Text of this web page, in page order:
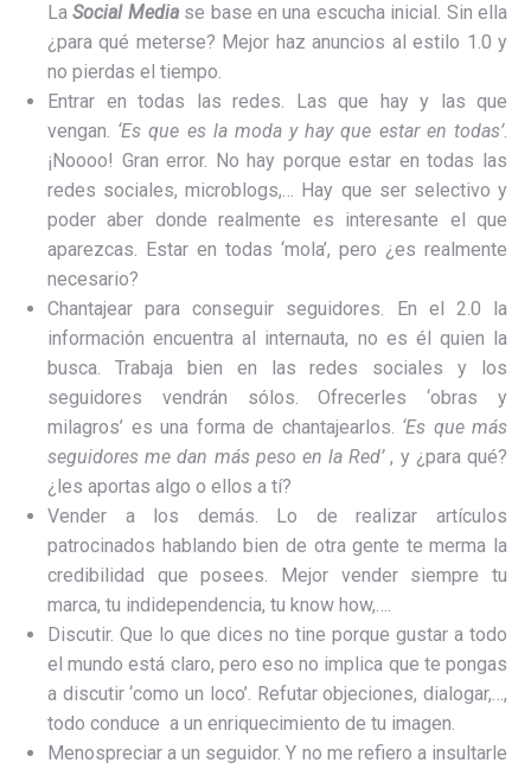
La Social Mediase base en una escucha inicial. Sin ella
¿para qué meterse? Mejor haz anuncios al estilo 1.0 y
no pierdas el tiempo.
Entrar en todas las redes. Las que hay y las que
vengan. ‘Es que es la moda y hay que estar en todas’.
¡Noooo! Gran error. No hay porque estar en todas las
redes sociales, microblogs,… Hay que ser selectivo y
poder aber donde realmente es interesante el que
aparezcas. Estar en todas ‘mola’, pero ¿es realmente
necesario?
Chantajear para conseguir seguidores. En el 2.0 la
información encuentra al internauta, no es él quien la
busca. Trabaja bien en las redes sociales y los
seguidores vendrán sólos. Ofrecerles ‘obras y
milagros’ es una forma de chantajearlos. ‘Es que más
seguidores me dan más peso en la Red’, y ¿para qué?
¿les aportas algo o ellos a tí?
Vender a los demás. Lo de realizar artículos
patrocinados hablando bien de otra gente te merma la
credibilidad que posees. Mejor vender siempre tu
marca, tu indidependencia, tu know how,….
Discutir. Que lo que dices no tine porque gustar a todo
el mundo está claro, pero eso no implica que te pongas
a discutir ‘como un loco’. Refutar objeciones, dialogar,…,
todo conduce a un enriquecimiento de tu imagen.
Menospreciar a un seguidor. Y no me refiero a insultarle